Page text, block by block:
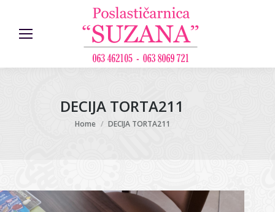
DECIJA TORTA211
You are here:
Home DECIJA TORTA211